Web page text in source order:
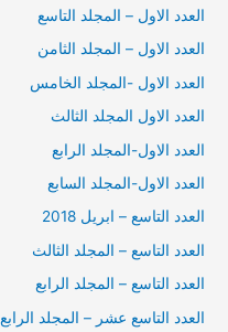
العدد الاول – المجلد التاسع
العدد الاول – المجلد الثامن
العدد الاول -المجلد الخامس
العدد الاول المجلد الثالث
العدد الاول-المجلد الرابع
العدد الاول-المجلد السابع
العدد التاسع – ابريل 2018
العدد التاسع – المجلد الثالث
العدد التاسع – المجلد الرابع
العدد التاسع عشر – المجلد الرابع